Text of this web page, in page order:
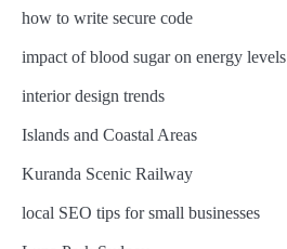
how to write secure code
impact of blood sugar on energy levels
interior design trends
Islands and Coastal Areas
Kuranda Scenic Railway
local SEO tips for small businesses